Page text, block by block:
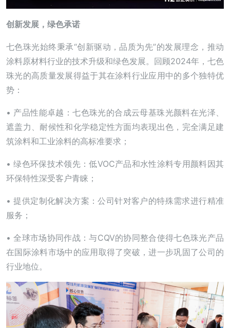
创新发展，绿色承诺
七色珠光始终秉承“创新驱动，品质为先”的发展理念，推动
涂料原材料行业的技术升级和绿色发展。回顾2024年，七色
珠光的高质量发展得益于其在涂料行业应用中的多个独特优
势：
• 产品性能卓越：七色珠光的合成云母基珠光颜料在光泽、
遮盖力、耐候性和化学稳定性方面均表现出色，完全满足建
筑涂料和工业涂料的高标准要求；
• 绿色环保技术领先：低VOC产品和水性涂料专用颜料因其
环保特性深受客户青睐；
• 提供定制化解决方案：公司针对客户的特殊需求进行精准
服务；
• 全球市场协同作战：与CQV的协同整合使得七色珠光产品
在国际涂料市场中的应用取得了突破，进一步巩固了公司的
行业地位。